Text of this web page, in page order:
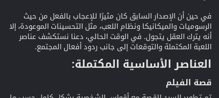
في حين أن الإصدار السابق كان مثيرًا للإعجاب بالفعل من حيث
الرسوميات والميكانيكا ونظام اللعب، مثل التحسينات الموعودة، إلا
أنه يترك العقل يتجول. في الوقت الحالي، دعنا نستكشف عناصر
اللعبة المكتملة والتوقعات إلى جانب ردود أفعال المجتمع.
العناصر الأساسية المكتملة:​
قصة الفيلم​